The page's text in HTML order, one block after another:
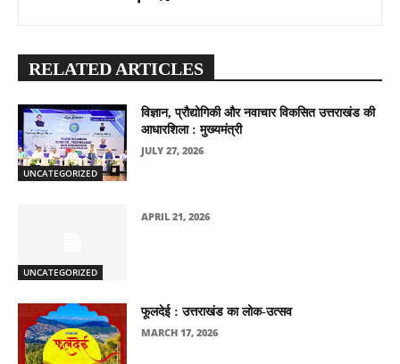
RELATED ARTICLES
UNCATEGORIZED
विज्ञान, प्रौद्योगिकी और नवाचार विकसित उत्तराखंड की
आधारशिला : मुख्यमंत्री
JULY 27, 2026
UNCATEGORIZED
APRIL 21, 2026
फूलदेई : उत्तराखंड का लोक-उत्सव
MARCH 17, 2026